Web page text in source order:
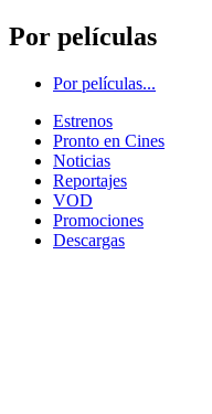
Por películas
Por películas...
Estrenos
Pronto en Cines
Noticias
Reportajes
VOD
Promociones
Descargas